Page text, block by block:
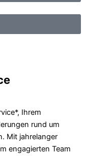
Ihrem
rund um
Mit jahrelanger
engagierten Team